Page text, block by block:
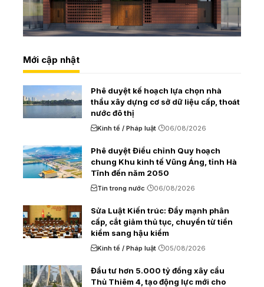
Mới cập nhật
Phê duyệt kế hoạch lựa chọn nhà
thầu xây dựng cơ sở dữ liệu cấp, thoát
nước đô thị
Kinh tế / Pháp luật 06/08/2026
Phê duyệt Điều chỉnh Quy hoạch
chung Khu kinh tế Vũng Áng, tỉnh Hà
Tĩnh đến năm 2050
Tin trong nước 06/08/2026
Sửa Luật Kiến trúc: Đẩy mạnh phân
cấp, cắt giảm thủ tục, chuyển từ tiền
kiểm sang hậu kiểm
Kinh tế / Pháp luật 05/08/2026
Đầu tư hơn 5.000 tỷ đồng xây cầu
Thủ Thiêm 4, tạo động lực mới cho